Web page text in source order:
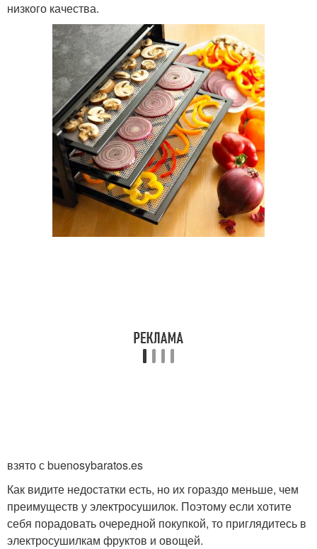
низкого качества.
взято с buenosybaratos.es
Как видите недостатки есть, но их гораздо меньше, чем
преимуществ у электросушилок. Поэтому если хотите
себя порадовать очередной покупкой, то приглядитесь в
электросушилкам фруктов и овощей.